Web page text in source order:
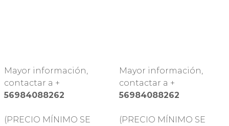
Mayor información,
contactar a +
56984088262
(PRECIO MÍNIMO SE
Mayor información,
contactar a +
56984088262
(PRECIO MÍNIMO SE